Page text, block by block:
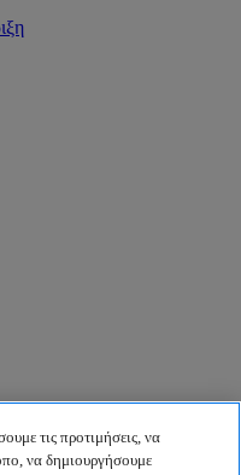
τις προτιμήσεις, να
να δημιουργήσουμε